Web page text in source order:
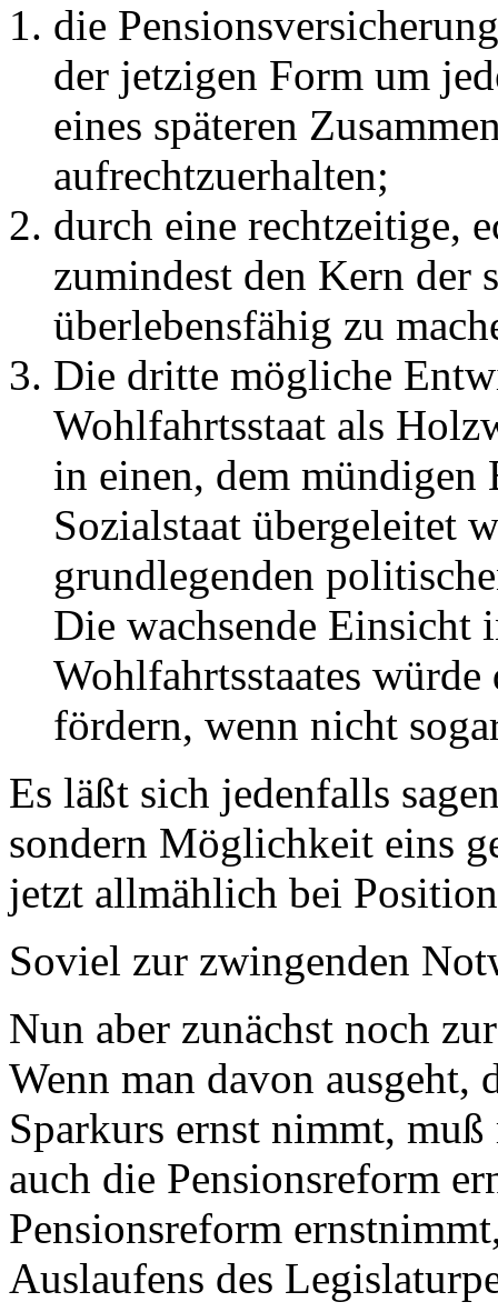
die
der jetzigen Form um
eines späteren
aufrechtzuerhalten;
durch eine rechtzeitige,
zumindest den Kern der
überlebensfähig zu
Die dritte mögliche
Wohlfahrtsstaat als
in einen, dem mündigen
Sozialstaat übergeleitet
grundlegenden
Die wachsende Einsicht
Wohlfahrtsstaates
fördern, wenn nicht
Es läßt sich jedenfalls
sondern Möglichkeit eins
jetzt allmählich bei
Soviel zur zwingenden
Nun aber zunächst noch
Wenn man davon ausgeht,
Sparkurs ernst nimmt, muß
auch die Pensionsreform
Pensionsreform
Auslaufens des